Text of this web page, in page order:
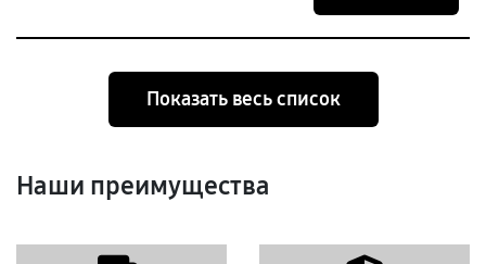
Показать весь список
Наши преимущества